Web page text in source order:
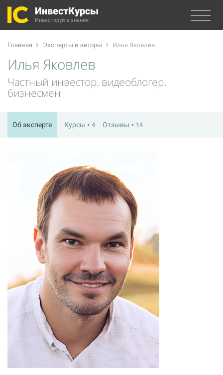
ИнвестКурсы
Инвестируй в знания
Главная Эксперты и авторы Илья Яковлев
Илья Яковлев
Частный инвестор, видеоблогер,
бизнесмен
Об эксперте Курсы 4 Отзывы 14